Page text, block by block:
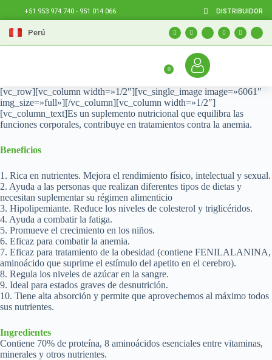
+51 953 974 740 - 951 014 066 DISTRIBUIDOR
Perú
0
[vc_row][vc_column width=»1/2″][vc_single_image image=»6061″
img_size=»full»][/vc_column][vc_column width=»1/2″]
[vc_column_text]Es un suplemento nutricional que equilibra las
funciones corporales, contribuye en tratamientos contra la anemia.
Beneficios
1. Rica en nutrientes. Mejora el rendimiento físico, intelectual y sexual.
2. Ayuda a las personas que realizan diferentes tipos de dietas y
necesitan suplementar su régimen alimenticio
3. Hipolipemiante. Reduce los niveles de colesterol y triglicéridos.
4. Ayuda a combatir la fatiga.
5. Promueve el crecimiento en los niños.
6. Eficaz para combatir la anemia.
7. Eficaz para tratamiento de la obesidad (contiene FENILALANINA,
aminoácido que suprime el estímulo del apetito en el cerebro).
8. Regula los niveles de azúcar en la sangre.
9. Ideal para estados graves de desnutrición.
10. Tiene alta absorción y permite que aprovechemos al máximo todos
sus nutrientes.
Ingredientes
Contiene 70% de proteína, 8 aminoácidos esenciales entre vitaminas,
minerales y otros nutrientes.